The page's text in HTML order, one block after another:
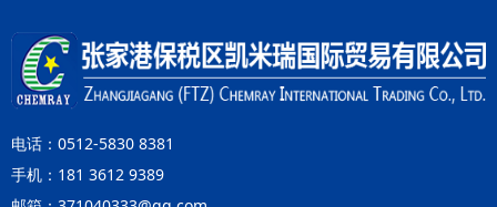
电话：0512-5830 8381
手机：181 3612 9389